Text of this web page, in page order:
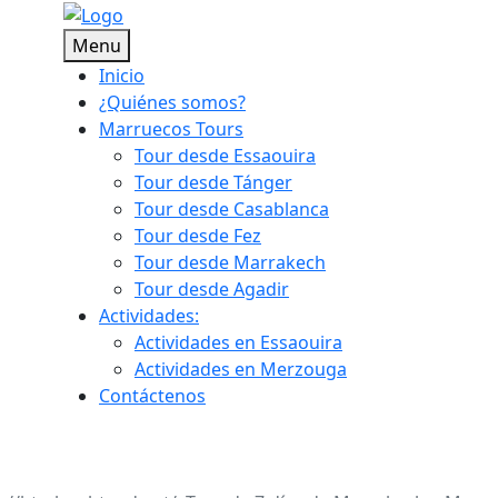
Menu
Inicio
¿Quiénes somos?
Marruecos Tours
Tour desde Essaouira
Tour desde Tánger
Tour desde Casablanca
Tour desde Fez
Tour desde Marrakech
Tour desde Agadir
Actividades:
Actividades en Essaouira
Actividades en Merzouga
Contáctenos